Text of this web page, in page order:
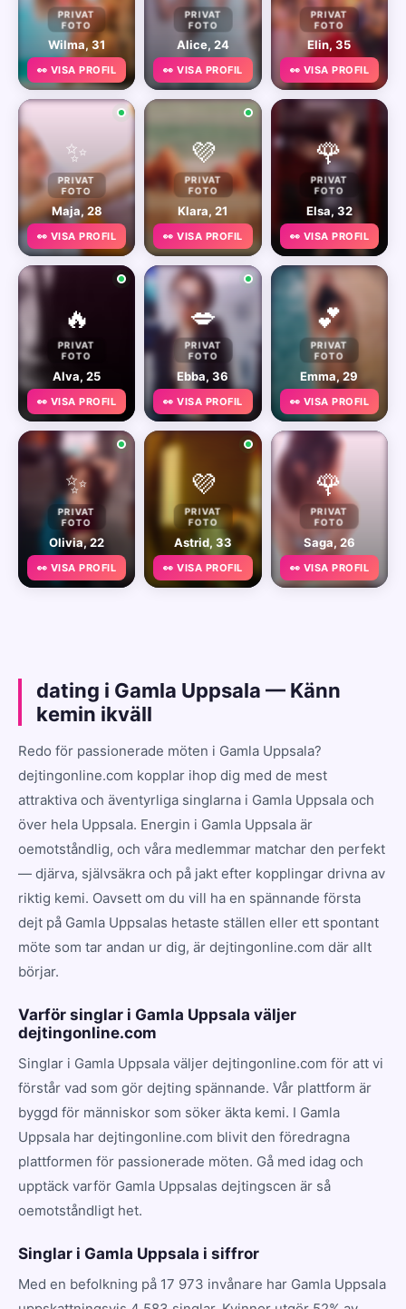
PRIVAT
FOTO
Wilma, 31
👀 VISA PROFIL
PRIVAT
FOTO
Alice, 24
👀 VISA PROFIL
PRIVAT
FOTO
Elin, 35
👀 VISA PROFIL
✨
PRIVAT
FOTO
Maja, 28
👀 VISA PROFIL
💜
PRIVAT
FOTO
Klara, 21
👀 VISA PROFIL
🌹
PRIVAT
FOTO
Elsa, 32
👀 VISA PROFIL
🔥
PRIVAT
FOTO
Alva, 25
👀 VISA PROFIL
💋
PRIVAT
FOTO
Ebba, 36
👀 VISA PROFIL
💕
PRIVAT
FOTO
Emma, 29
👀 VISA PROFIL
✨
PRIVAT
FOTO
Olivia, 22
👀 VISA PROFIL
💜
PRIVAT
FOTO
Astrid, 33
👀 VISA PROFIL
🌹
PRIVAT
FOTO
Saga, 26
👀 VISA PROFIL
dating i Gamla Uppsala — Känn
kemin ikväll
Redo för passionerade möten i Gamla Uppsala?
dejtingonline.com kopplar ihop dig med de mest
attraktiva och äventyrliga singlarna i Gamla Uppsala och
över hela Uppsala. Energin i Gamla Uppsala är
oemotståndlig, och våra medlemmar matchar den perfekt
— djärva, självsäkra och på jakt efter kopplingar drivna av
riktig kemi. Oavsett om du vill ha en spännande första
dejt på Gamla Uppsalas hetaste ställen eller ett spontant
möte som tar andan ur dig, är dejtingonline.com där allt
börjar.
Varför singlar i Gamla Uppsala väljer
dejtingonline.com
Singlar i Gamla Uppsala väljer dejtingonline.com för att vi
förstår vad som gör dejting spännande. Vår plattform är
byggd för människor som söker äkta kemi. I Gamla
Uppsala har dejtingonline.com blivit den föredragna
plattformen för passionerade möten. Gå med idag och
upptäck varför Gamla Uppsalas dejtingscen är så
oemotståndligt het.
Singlar i Gamla Uppsala i siffror
Med en befolkning på 17 973 invånare har Gamla Uppsala